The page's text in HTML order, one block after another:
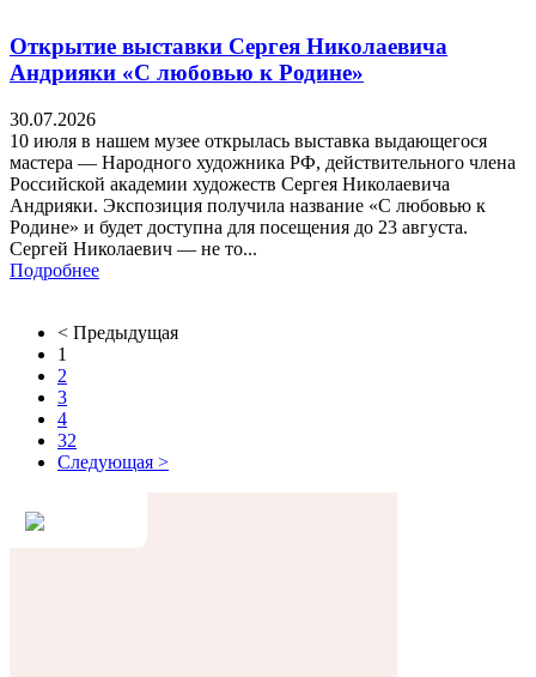
Открытие выставки Сергея Николаевича
Андрияки «С любовью к Родине»
30.07.2026
10 июля в нашем музее открылась выставка выдающегося
мастера — Народного художника РФ, действительного члена
Российской академии художеств Сергея Николаевича
Андрияки. Экспозиция получила название «С любовью к
Родине» и будет доступна для посещения до 23 августа.
Сергей Николаевич — не то...
Подробнее
< Предыдущая
1
2
3
4
32
Следующая >